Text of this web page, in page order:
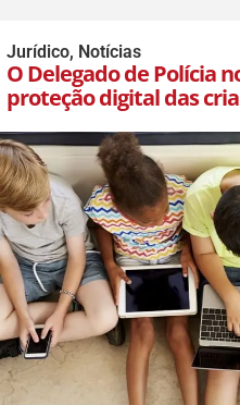
Jurídico, Notícias
O Delegado de Polícia
proteção digital das